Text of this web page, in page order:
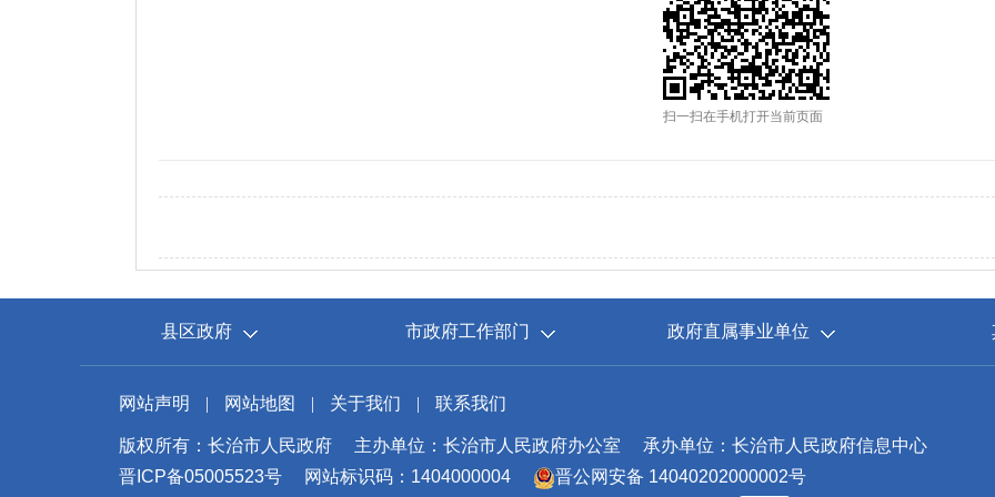
扫一扫在手机打开当前页面
县区政府 市政府工作部门 政府直属事业单位
网站声明 | 网站地图 | 关于我们 | 联系我们
版权所有：长治市人民政府 主办单位：长治市人民政府办公室
承办单位：长治市人民政府信息中心
晋ICP备05005523号
网站标识码：1404000004 晋公网安备 14040202000002号